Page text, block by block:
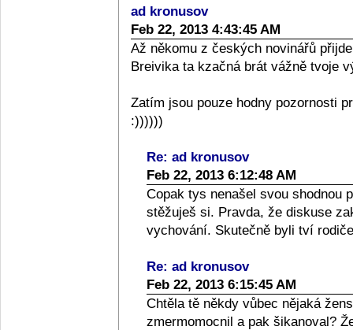
ad kronusov
Feb 22, 2013 4:43:45 AM
Až někomu z českých novinářů
Breivika ta kzačná brát vážně tvoje
Zatím jsou pouze hodny pozornosti
:))))))
Re: ad kronusov
Feb 22, 2013 6:12:48 AM
Copak tys nenašel svou shodnou
stěžuješ si. Pravda, že diskuse
vychování. Skutečně byli tví
Re: ad kronusov
Feb 22, 2013 6:15:45 AM
Chtěla tě někdy vůbec nějaká
zmermomocnil a pak šikanoval?